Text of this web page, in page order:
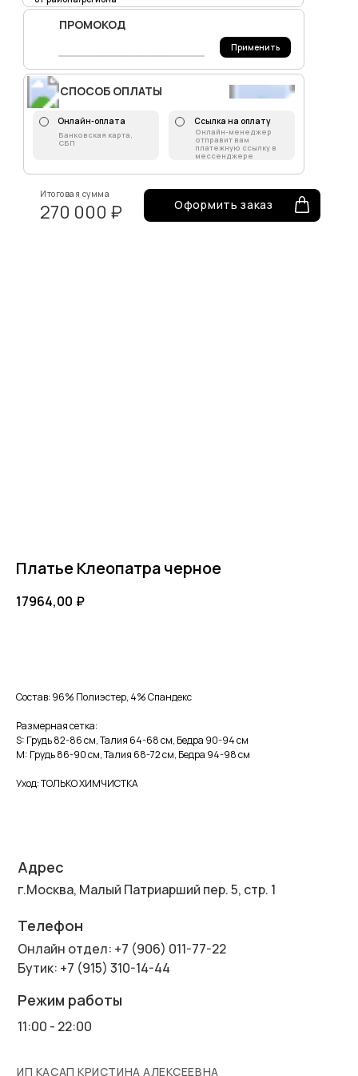
ПРОМОКОД
Применить
Онлайн-оплата
Банковская карта,
СБП
Ссылка на оплату
Онлайн-менеджер
отправит вам
платежную ссылку в
мессенджере
СПОСОБ ОПЛАТЫ
Оформить заказ
Итоговая сумма
270 000 ₽
Платье Клеопатра черное
17964,00 ₽
Состав: 96% Полиэстер, 4% Спандекс
Размерная сетка:
S: Грудь 82-86 см, Талия 64-68 см, Бедра 90-94 см
M: Грудь 86-90 см, Талия 68-72 см, Бедра 94-98 см
Уход: ТОЛЬКО ХИМЧИСТКА
Адрес
г.Москва, Малый Патриарший пер. 5, стр. 1
Режим работы
11:00 - 22:00
Телефон
Онлайн отдел: +7 (906) 011-77-22
Бутик: +7 (915) 310-14-44
ИП КАСАП КРИСТИНА АЛЕКСЕЕВНА